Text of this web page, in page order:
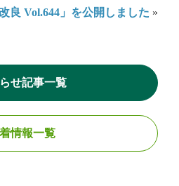
良 Vol.644」を公開しました »
せ記事一覧
情報一覧